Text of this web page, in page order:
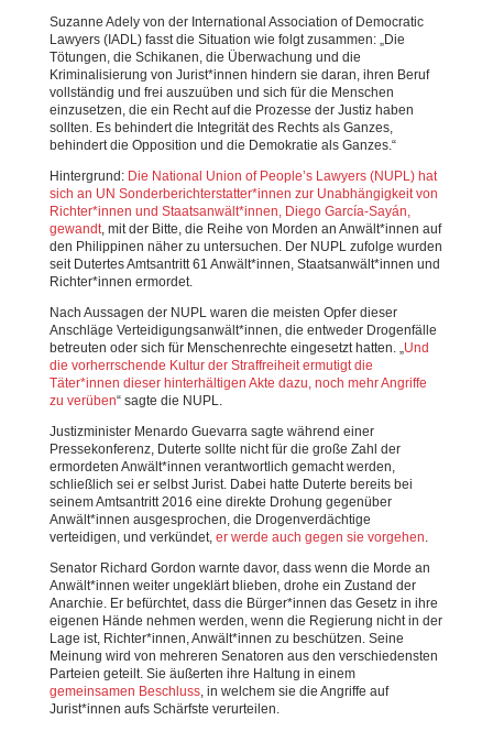
Suzanne Adely von der International Association of Democratic
Lawyers (IADL) fasst die Situation wie folgt zusammen: „Die
Tötungen, die Schikanen, die Überwachung und die
Kriminalisierung von Jurist*innen hindern sie daran, ihren Beruf
vollständig und frei auszuüben und sich für die Menschen
einzusetzen, die ein Recht auf die Prozesse der Justiz haben
sollten. Es behindert die Integrität des Rechts als Ganzes,
behindert die Opposition und die Demokratie als Ganzes.“
Hintergrund: Die National Union of People’s Lawyers (NUPL) hat
sich an UN Sonderberichterstatter*innen zur Unabhängigkeit von
Richter*innen und Staatsanwält*innen, Diego García-Sayán,
gewandt, mit der Bitte, die Reihe von Morden an Anwält*innen auf
den Philippinen näher zu untersuchen. Der NUPL zufolge wurden
seit Dutertes Amtsantritt 61 Anwält*innen, Staatsanwält*innen und
Richter*innen ermordet.
Nach Aussagen der NUPL waren die meisten Opfer dieser
Anschläge Verteidigungsanwält*innen, die entweder Drogenfälle
betreuten oder sich für Menschenrechte eingesetzt hatten. „Und
die vorherrschende Kultur der Straffreiheit ermutigt die
Täter*innen dieser hinterhältigen Akte dazu, noch mehr Angriffe
zu verüben“ sagte die NUPL.
Justizminister Menardo Guevarra sagte während einer
Pressekonferenz, Duterte sollte nicht für die große Zahl der
ermordeten Anwält*innen verantwortlich gemacht werden,
schließlich sei er selbst Jurist. Dabei hatte Duterte bereits bei
seinem Amtsantritt 2016 eine direkte Drohung gegenüber
Anwält*innen ausgesprochen, die Drogenverdächtige
verteidigen, und verkündet, er werde auch gegen sie vorgehen.
Senator Richard Gordon warnte davor, dass wenn die Morde an
Anwält*innen weiter ungeklärt blieben, drohe ein Zustand der
Anarchie. Er befürchtet, dass die Bürger*innen das Gesetz in ihre
eigenen Hände nehmen werden, wenn die Regierung nicht in der
Lage ist, Richter*innen, Anwält*innen zu beschützen. Seine
Meinung wird von mehreren Senatoren aus den verschiedensten
Parteien geteilt. Sie äußerten ihre Haltung in einem
gemeinsamen Beschluss, in welchem sie die Angriffe auf
Jurist*innen aufs Schärfste verurteilen.